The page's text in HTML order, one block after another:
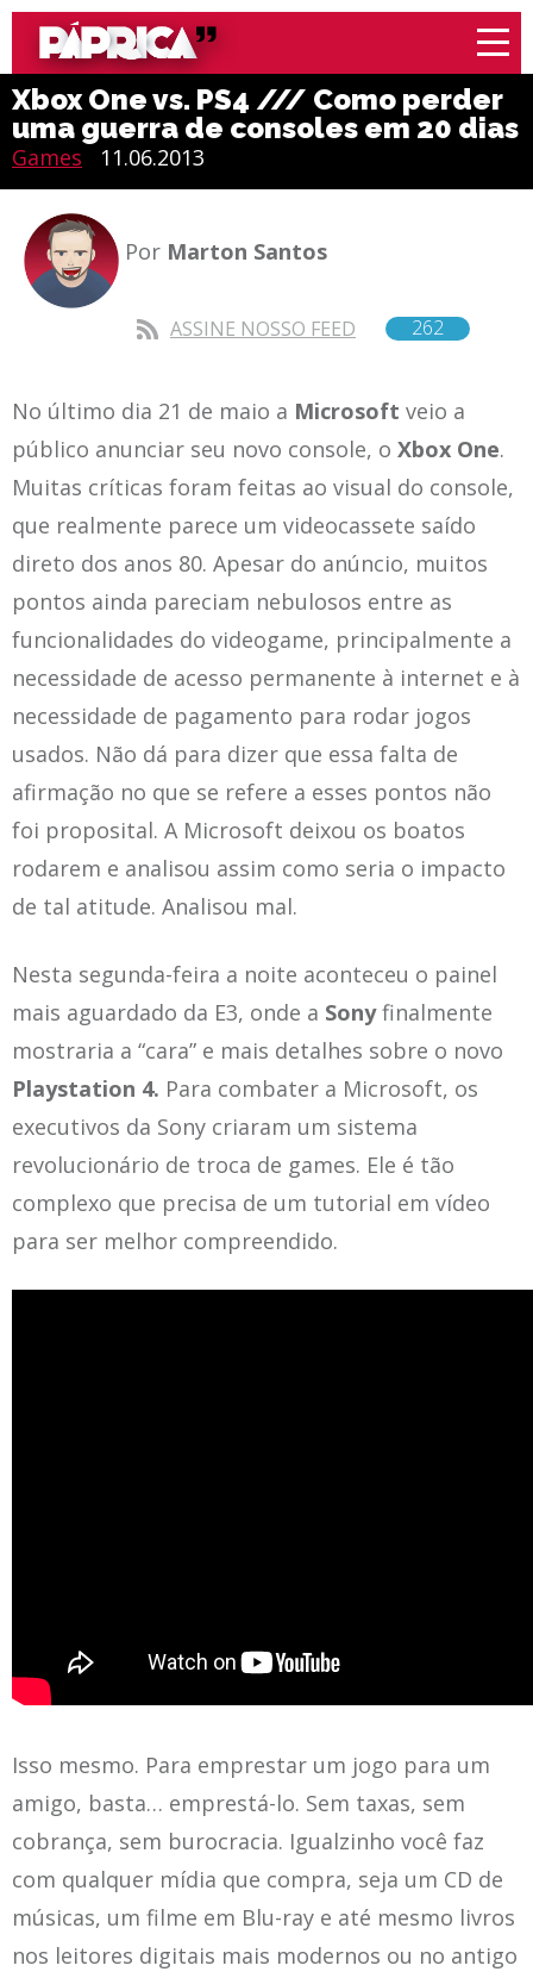
Xbox One vs. PS4 /// Como perder
uma guerra de consoles em 20 dias
Games 11.06.2013
Por Marton Santos
ASSINE NOSSO FEED 262
No último dia 21 de maio a Microsoft veio a
público anunciar seu novo console, o Xbox One.
Muitas críticas foram feitas ao visual do console,
que realmente parece um videocassete saído
direto dos anos 80. Apesar do anúncio, muitos
pontos ainda pareciam nebulosos entre as
funcionalidades do videogame, principalmente a
necessidade de acesso permanente à internet e à
necessidade de pagamento para rodar jogos
usados. Não dá para dizer que essa falta de
afirmação no que se refere a esses pontos não
foi proposital. A Microsoft deixou os boatos
rodarem e analisou assim como seria o impacto
de tal atitude. Analisou mal.
Nesta segunda-feira a noite aconteceu o painel
mais aguardado da E3, onde a Sonyfinalmente
mostraria a “cara” e mais detalhes sobre o novo
Playstation 4. Para combater a Microsoft, os
executivos da Sony criaram um sistema
revolucionário de troca de games. Ele é tão
complexo que precisa de um tutorial em vídeo
para ser melhor compreendido.
Isso mesmo. Para emprestar um jogo para um
amigo, basta… emprestá-lo. Sem taxas, sem
cobrança, sem burocracia. Igualzinho você faz
com qualquer mídia que compra, seja um CD de
músicas, um filme em Blu-ray e até mesmo livros
nos leitores digitais mais modernos ou no antigo